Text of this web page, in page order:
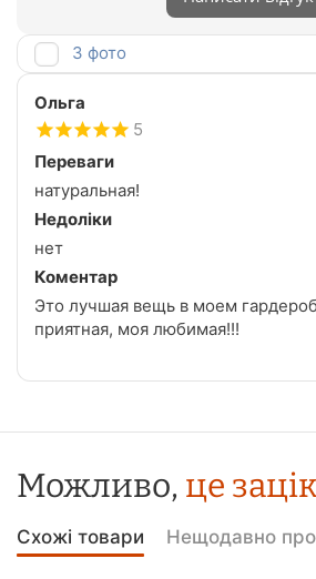
З фото
Ольга
5
Переваги
натуральная!
Недоліки
нет
Коментар
Это лучшая вещь в моем
приятная, моя любимая!!!
Можливо, це
Схожі товари Нещодавно